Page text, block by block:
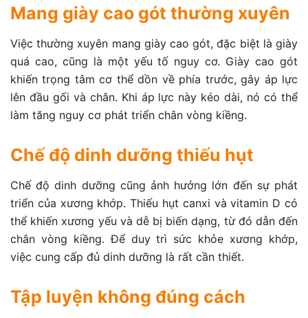
Mang giày cao gót thường xuyên
Việc thường xuyên mang giày cao gót, đặc biệt là giày
quá cao, cũng là một yếu tố nguy cơ. Giày cao gót
khiến trọng tâm cơ thể dồn về phía trước, gây áp lực
lên đầu gối và chân. Khi áp lực này kéo dài, nó có thể
làm tăng nguy cơ phát triển chân vòng kiềng.
Chế độ dinh dưỡng thiếu hụt
Chế độ dinh dưỡng cũng ảnh hưởng lớn đến sự phát
triển của xương khớp. Thiếu hụt canxi và vitamin D có
thể khiến xương yếu và dễ bị biến dạng, từ đó dẫn đến
chân vòng kiềng. Để duy trì sức khỏe xương khớp,
việc cung cấp đủ dinh dưỡng là rất cần thiết.
Tập luyện không đúng cách